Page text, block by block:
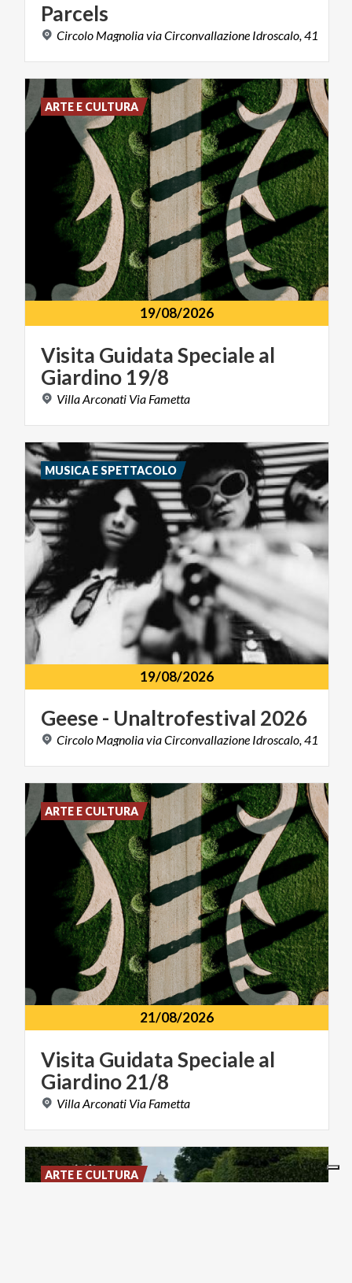
Parcels
Circolo MagnoliaviaCirconvallazione Idroscalo,41
19/08/2026
Visita GuidataSpecialeal
Giardino 19/8
VillaArconati Via Fametta
ARTE E CULTURA
19/08/2026
Geese- Unaltrofestival 2026
Circolo MagnoliaviaCirconvallazione Idroscalo,41
MUSICA E SPETTACOLO
21/08/2026
Visita GuidataSpecialeal
Giardino21/8
VillaArconati Via Fametta
ARTE E CULTURA
ARTE E CULTURA